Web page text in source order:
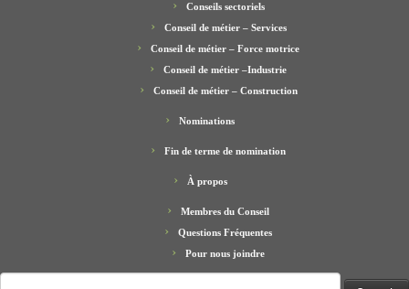
Conseils sectoriels
Conseil de métier – Services
Conseil de métier – Force motrice
Conseil de métier –Industrie
Conseil de métier – Construction
Nominations
Fin de terme de nomination
À propos
Membres du Conseil
Questions Fréquentes
Pour nous joindre